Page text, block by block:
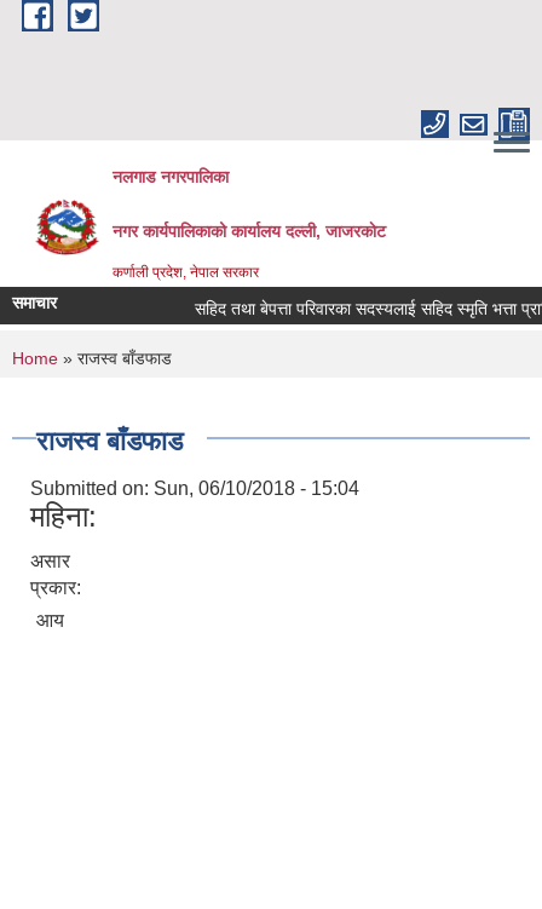
Skip to main content
नलगाड नगरपालिका
नगर कार्यपालिकाको कार्यालय दल्ली, जाजरकाेट
कर्णाली प्रदेश, नेपाल सरकार
समाचार सहिद तथा बेपत्ता परिवारका सदस्यलाई सहिद स्मृति भत्ता
You are here
Home » राजस्व बाँडफाड
राजस्व बाँडफाड
Submitted on: Sun, 06/10/2018 - 15:04
महिना:
असार
प्रकार:
आय